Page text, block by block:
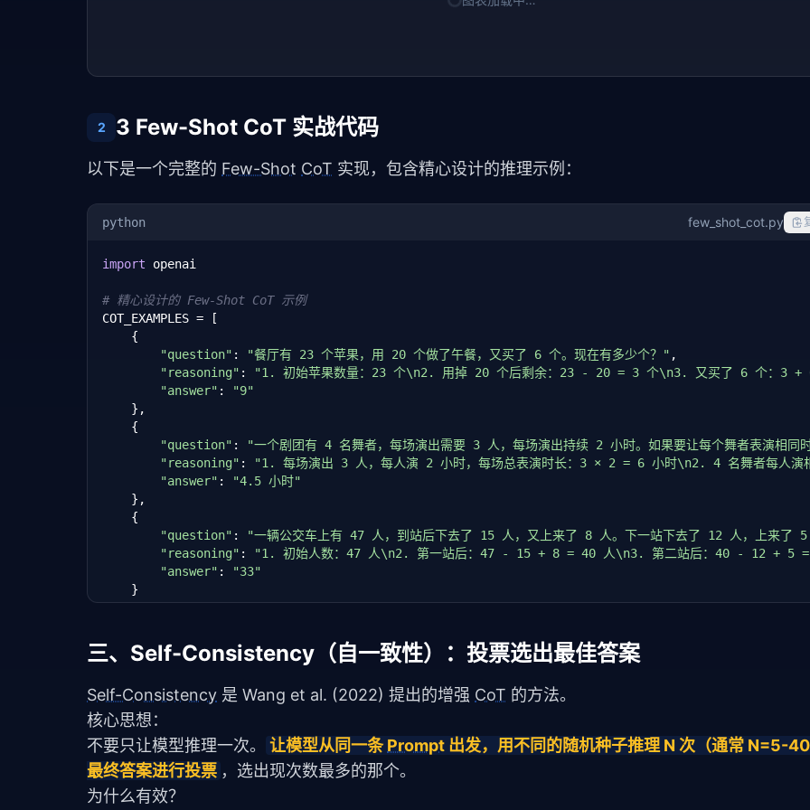
2 3 Few-Shot CoT 实战代码
以下是一个完整的 Few-Shot CoT 实现，包含精心设计的推理示例：
python few_shot_cot.py
import openai
# 精心设计的 Few-Shot CoT 示例
COT_EXAMPLES = [
    {
"question" : "餐厅有 23 个苹果，用 20 个做了午餐，又买了 6 个。现在有多少个？" ,
"reasoning" : "1. 初始苹果数量：23 个\n2. 用掉 20 个后剩余：23 - 20 = 3 个\n3. 又买了 6 个：3 +
"answer" :
"9"
    },
    {
"question" :
"一个剧团有 4 名舞者，每场演出需要 3 人，每场演出持续 2 小时。如果要让每个舞者表演相同
"reasoning" :
"1. 每场演出 3 人，每人演 2 小时，每场总表演时长：3 × 2 = 6 小时\n2. 4 名舞者每
"answer" :
"4.5 小时"
    },
    {
"question" : "一辆公交车上有 47 人，到站后下去了 15 人，又上来了 8 人。下一站下去了 12 人，上来了 5
"reasoning" : "1. 初始人数：47 人\n2. 第一站后：47 - 15 + 8 = 40 人\n3. 第二站后：40 - 12 + 5 =
"answer" :
"33"
    }
]
def build_few_shot_cot_prompt(question: str) -> str:
"""构建 Few-Shot CoT Prompt"""
# 添加示例
for ex in COT_EXAMPLES:
        parts.append(
f"问题：{ex['question']}")
        parts.append(
f"推理过程：{ex['reasoning']}"
        parts.append(
        parts.append(
三、Self-Consistency（自一致性）：投票选出最佳答案
Self-Consistency 是 Wang et al. (2022) 提出的增强 CoT 的方法。
核心思想：
不要只让模型推理一次。
让模型从同一条 Prompt 出发，用不同的随机种子推理 N 次（通常 N=5-
最终答案进行投票 ，选出现次数最多的那个。
为什么有效？